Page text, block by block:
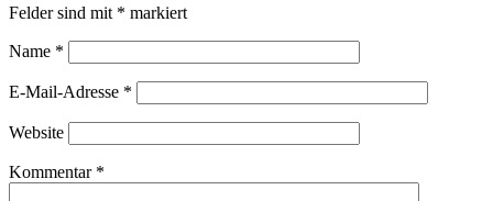
Felder sind mit * markiert
Name *
E-Mail-Adresse *
Website
Kommentar *